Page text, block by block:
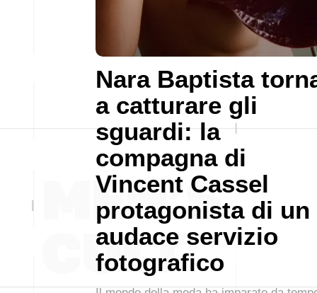
Nara Baptista
a catturare gli
sguardi: la
compagna di
Vincent Cassel
protagonista di un
audace servizio
fotografico